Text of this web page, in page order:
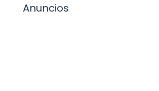
Anuncios